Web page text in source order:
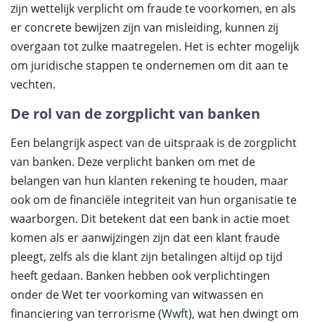
zijn wettelijk verplicht om fraude te voorkomen, en als
er concrete bewijzen zijn van misleiding, kunnen zij
overgaan tot zulke maatregelen. Het is echter mogelijk
om juridische stappen te ondernemen om dit aan te
vechten.
De rol van de zorgplicht van banken
Een belangrijk aspect van de uitspraak is de zorgplicht
van banken. Deze verplicht banken om met de
belangen van hun klanten rekening te houden, maar
ook om de financiële integriteit van hun organisatie te
waarborgen. Dit betekent dat een bank in actie moet
komen als er aanwijzingen zijn dat een klant fraude
pleegt, zelfs als die klant zijn betalingen altijd op tijd
heeft gedaan. Banken hebben ook verplichtingen
onder de Wet ter voorkoming van witwassen en
financiering van terrorisme (Wwft), wat hen dwingt om